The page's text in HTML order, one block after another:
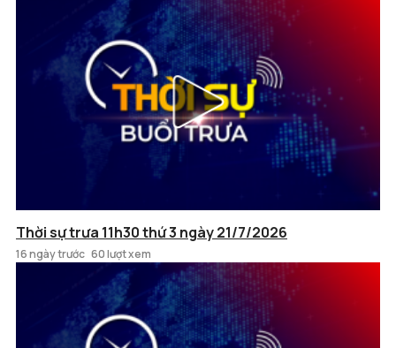
Thời sự trưa 11h30 thứ 3 ngày 21/7/2026
16 ngày trước 60 lượt xem